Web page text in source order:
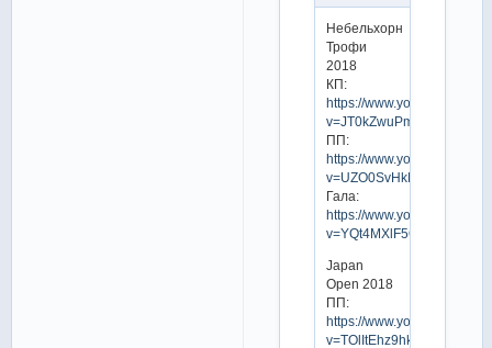
Небельхорн
Трофи
2018
КП:
https://www.youtube.com/
v=JT0kZwuPmpg
ПП:
https://www.youtube.com/
v=UZO0SvHkEHc
Гала:
https://www.youtube.com/
v=YQt4MXlF5Q8
Japan
Open 2018
ПП:
https://www.youtube.com/
v=TOlItEhz9hk